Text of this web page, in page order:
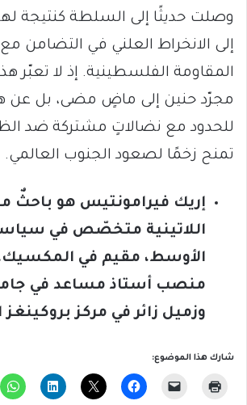
وصلت حديثًا إلى السلطة كنتيجة
إلى الانخراط العلني في التضامن
المقاومة الفلسطينية. إذ لا تعبّر
مجرّد حنين إلى ماضٍ مضى، بل عن
للحدود مع نضالاتٍ مشتركة ضد
تمنح زخمًا لصعود الجنوب العالمي.
إريك فيرامونتيس هو باحثٌ
اللاتينية متخصّص في
الأوسط، مقيم في
منصب أستاذ مساعد في
وزميل زائر في مركز بروكينغز
شارك هذا الموضوع: